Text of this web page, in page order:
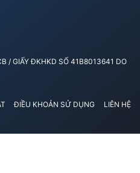
/ GIẤY ĐKHKD SỐ 41B8013641 DO
ĐIỀU KHOẢN SỬ DỤNG LIÊN HỆ